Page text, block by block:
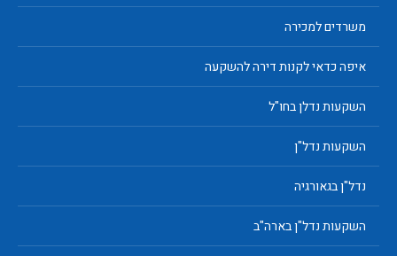
משרדים למכירה
איפה כדאי לקנות דירה להשקעה
השקעות נדלן בחו"ל
השקעות נדל"ן
נדל"ן בגאורגיה
השקעות נדל"ן בארה"ב